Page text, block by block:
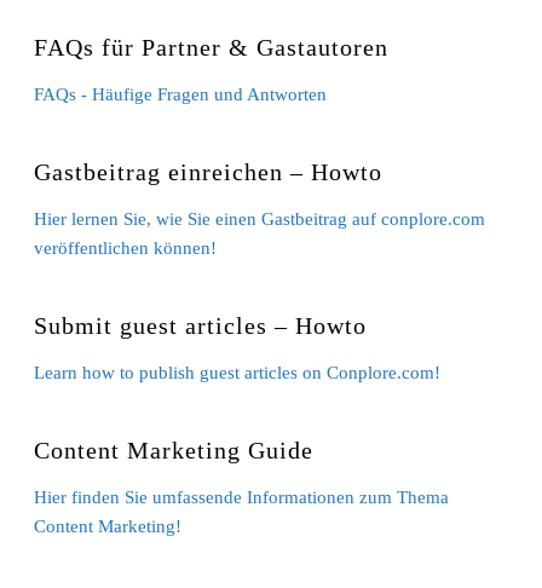
FAQs für Partner & Gastautoren
FAQs - Häufige Fragen und Antworten
Gastbeitrag einreichen – Howto
Hier lernen Sie, wie Sie einen Gastbeitrag auf conplore.com
veröffentlichen können!
Submit guest articles – Howto
Learn how to publish guest articles on Conplore.com!
Content Marketing Guide
Hier finden Sie umfassende Informationen zum Thema
Content Marketing!